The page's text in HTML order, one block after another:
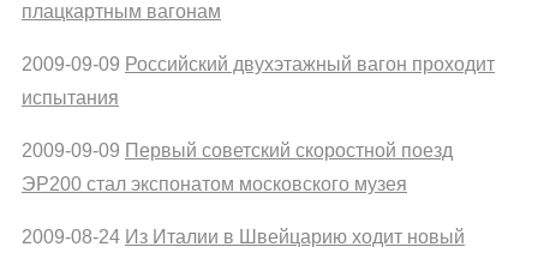
плацкартным вагонам
2009-09-09 Российский двухэтажный вагон проходит
испытания
2009-09-09 Первый советский скоростной поезд
ЭР200 стал экспонатом московского музея
2009-08-24 Из Италии в Швейцарию ходит новый